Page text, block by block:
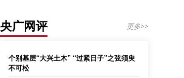
央广网评 更多>>
个别基层“大兴土木” “过紧日子”之弦须臾
不可松